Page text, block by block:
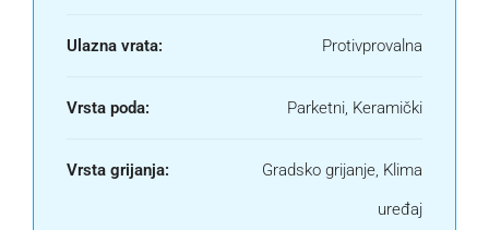
Ulazna vrata: Protivprovalna
Vrsta poda: Parketni, Keramički
Vrsta grijanja:
Gradsko grijanje, Klima
uređaj